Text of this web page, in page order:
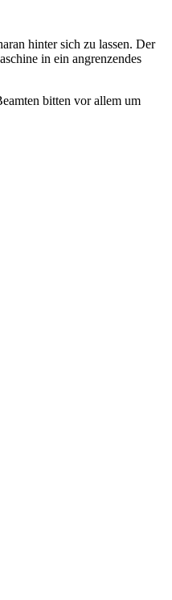
hinter sich zu lassen. Der
in ein angrenzendes
bitten vor allem um